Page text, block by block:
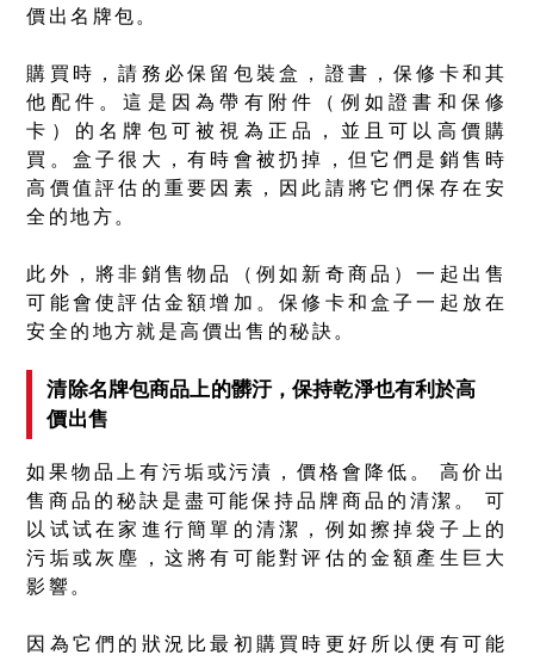
價出名牌包。
購買時，請務必保留包裝盒，證書，保修卡和其
他配件。這是因為帶有附件（例如證書和保修
卡）的名牌包可被視為正品，並且可以高價購
買。盒子很大，有時會被扔掉，但它們是銷售時
高價值評估的重要因素，因此請將它們保存在安
全的地方。
此外，將非銷售物品（例如新奇商品）一起出售
可能會使評估金額增加。保修卡和盒子一起放在
安全的地方就是高價出售的秘訣。
清除名牌包商品上的髒汙，保持乾淨也有利於高
價出售
如果物品上有污垢或污漬，價格會降低。 高价出
售商品的秘訣是盡可能保持品牌商品的清潔。 可
以试试在家進行簡單的清潔，例如擦掉袋子上的
污垢或灰塵，这將有可能對评估的金額產生巨大
影響。
因為它們的狀況比最初購買時更好所以便有可能